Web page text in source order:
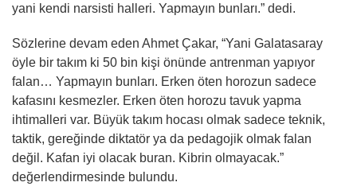
yani kendi narsisti halleri. Yapmayın bunları.” dedi.
Sözlerine devam eden Ahmet Çakar, “Yani Galatasaray
öyle bir takım ki 50 bin kişi önünde antrenman yapıyor
falan… Yapmayın bunları. Erken öten horozun sadece
kafasını kesmezler. Erken öten horozu tavuk yapma
ihtimalleri var. Büyük takım hocası olmak sadece teknik,
taktik, gereğinde diktatör ya da pedagojik olmak falan
değil. Kafan iyi olacak buran. Kibrin olmayacak.”
değerlendirmesinde bulundu.